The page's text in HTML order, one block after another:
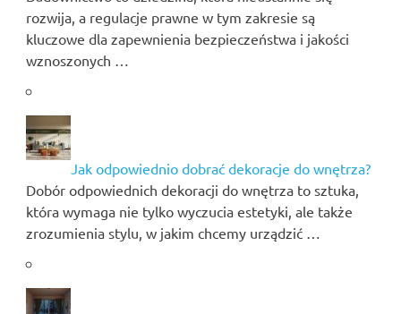
rozwija, a regulacje prawne w tym zakresie są
kluczowe dla zapewnienia bezpieczeństwa i jakości
wznoszonych …
Jak odpowiednio dobrać dekoracje do wnętrza?
Dobór odpowiednich dekoracji do wnętrza to sztuka,
która wymaga nie tylko wyczucia estetyki, ale także
zrozumienia stylu, w jakim chcemy urządzić …